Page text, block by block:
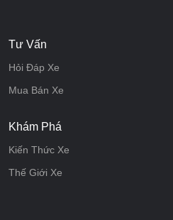
Tư Vấn
Hỏi Đáp Xe
Mua Bán Xe
Khám Phá
Kiến Thức Xe
Thế Giới Xe